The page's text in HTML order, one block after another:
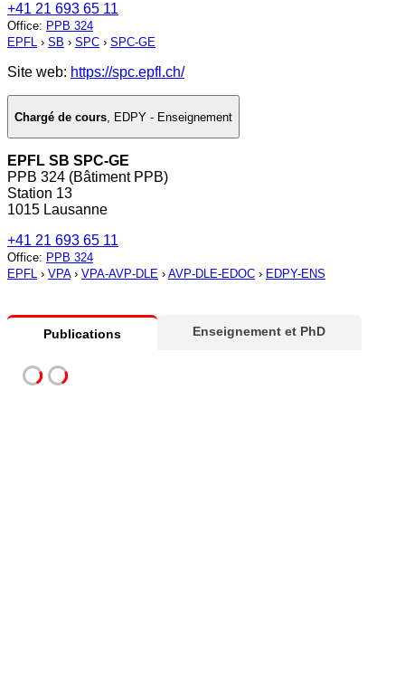
+41 21 693 65 11
Office: PPB 324
EPFL › SB › SPC › SPC-GE
Site web: https://spc.epfl.ch/
Chargé de cours EDPY - Enseignement
EPFL SB SPC-GE
PPB 324 (Bâtiment PPB)
Station 13
1015 Lausanne
+41 21 693 65 11
Office: PPB 324
EPFL › VPA› VPA-AVP-DLE › AVP-DLE-EDOC › EDPY-ENS
Publications Enseignement et PhD